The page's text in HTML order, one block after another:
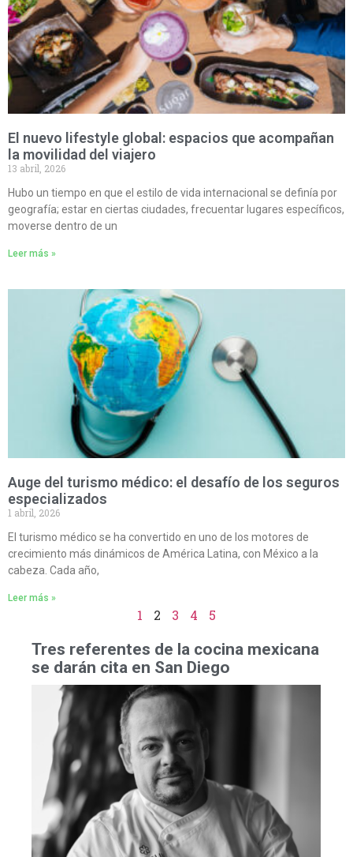
El nuevo lifestyle global: espacios que acompañan
la movilidad del viajero
13 abril, 2026
Hubo un tiempo en que el estilo de vida internacional se definía por
geografía; estar en ciertas ciudades, frecuentar lugares específicos,
moverse dentro de un
Leer más »
Auge del turismo médico: el desafío de los seguros
especializados
1 abril, 2026
El turismo médico se ha convertido en uno de los motores de
crecimiento más dinámicos de América Latina, con México a la
cabeza. Cada año,
Leer más »
1 2 3 4 5
Tres referentes de la cocina mexicana
se darán cita en San Diego